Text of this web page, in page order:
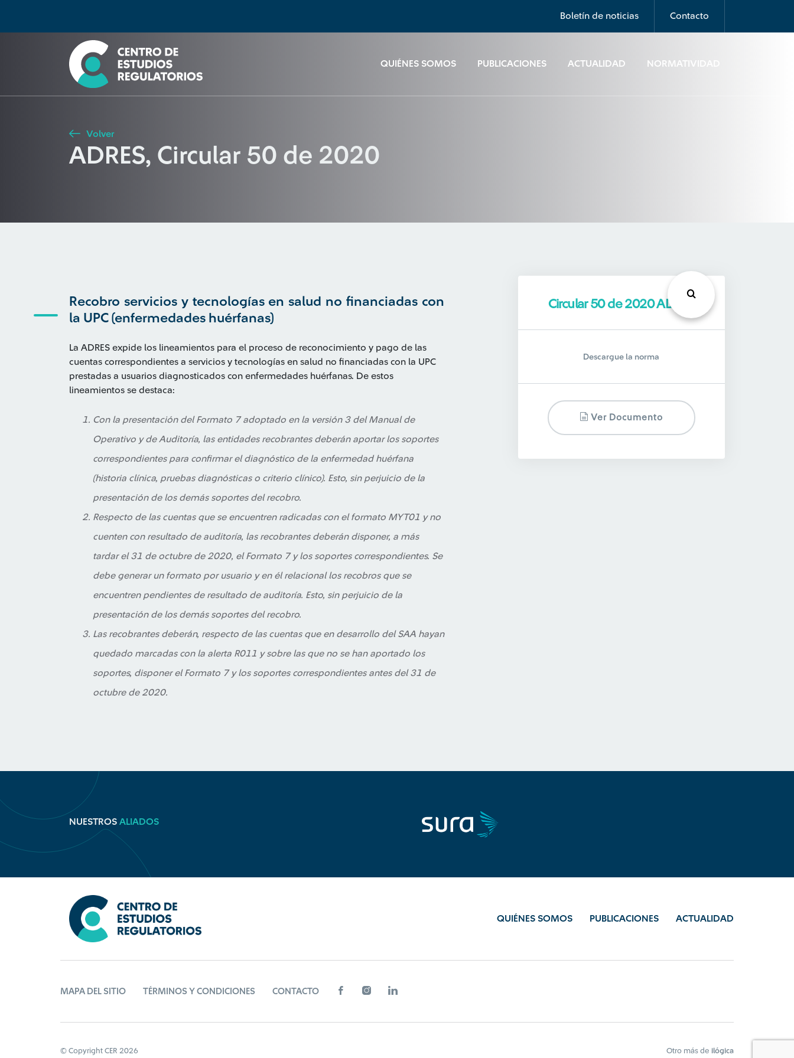
Boletín de noticias Contacto
QUIÉNES SOMOS PUBLICACIONES ACTUALIDAD NORMATIVIDAD
Seleccione país
Buscar
Volver
ADRES, Circular 50 de 2020
Recobro servicios y tecnologías en salud no financiadas con
la UPC (enfermedades huérfanas)
La ADRES expide los lineamientos para el proceso de reconocimiento y pago de las
cuentas correspondientes a servicios y tecnologías en salud no financiadas con la UPC
prestadas a usuarios diagnosticados con enfermedades huérfanas. De estos
lineamientos se destaca:
Con la presentación del Formato 7 adoptado en la versión 3 del Manual de
Operativo y de Auditoría, las entidades recobrantes deberán aportar los soportes
correspondientes para confirmar el diagnóstico de la enfermedad huérfana
(historia clínica, pruebas diagnósticas o criterio clínico). Esto, sin perjuicio de la
presentación de los demás soportes del recobro.
Respecto de las cuentas que se encuentren radicadas con el formato MYT01 y no
cuenten con resultado de auditoría, las recobrantes deberán disponer, a más
tardar el 31 de octubre de 2020, el Formato 7 y los soportes correspondientes. Se
debe generar un formato por usuario y en él relacional los recobros que se
encuentren pendientes de resultado de auditoría. Esto, sin perjuicio de la
presentación de los demás soportes del recobro.
Las recobrantes deberán, respecto de las cuentas que en desarrollo del SAA hayan
quedado marcadas con la alerta R011 y sobre las que no se han aportado los
soportes, disponer el Formato 7 y los soportes correspondientes antes del 31 de
octubre de 2020.
Circular 50 de 2020 ADRES
Descargue la norma
Ver Documento
NUESTROS ALIADOS
QUIÉNES SOMOS PUBLICACIONES ACTUALIDAD
MAPA DEL SITIO TÉRMINOS Y CONDICIONES CONTACTO
© Copyright CER 2026 Otro más de ilógica